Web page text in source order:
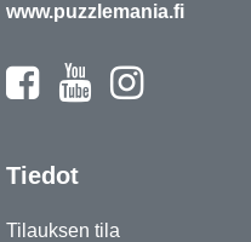
www.puzzlemania.fi
Tiedot
Tilauksen tila